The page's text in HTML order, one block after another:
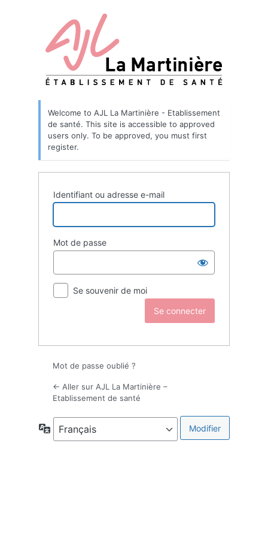
Welcome to AJL La Martinière - Etablissement
de santé. This site is accessible to approved
users only. To be approved, you must first
register.
Identifiant ou adresse e-mail
Mot de passe
Se souvenir de moi
Mot de passe oublié ?
← Aller sur AJL La Martinière –
Etablissement de santé
Langue